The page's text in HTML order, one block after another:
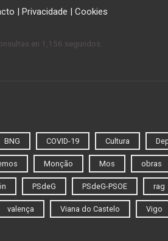
| Privacidade | Cookies
en 1,156 segundos.
BNG COVID-19 Cultura
Monção Mos obras
PSdeG PSdeG-PSOE rag
valença Viana do Castelo Vigo